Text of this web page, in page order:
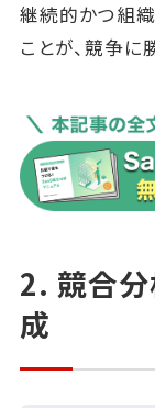
継続的かつ組
ことが、競争に
2. 競合分
成